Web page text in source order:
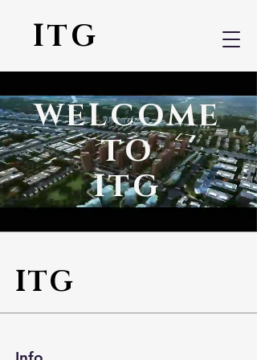
ITG
WELCOME
TO
ITG
ITG